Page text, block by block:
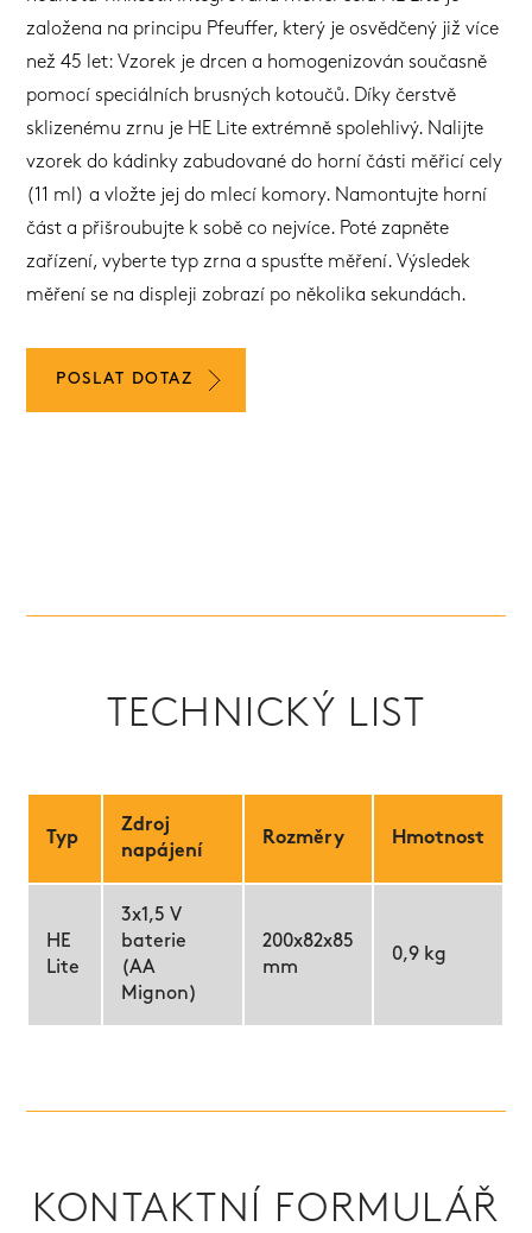
založena na principu Pfeuffer, který je osvědčený již více
než 45 let: Vzorek je drcen a homogenizován současně
pomocí speciálních brusných kotoučů. Díky čerstvě
sklizenému zrnu je HE Lite extrémně spolehlivý. Nalijte
vzorek do kádinky zabudované do horní části měřicí cely
(11 ml) a vložte jej do mlecí komory. Namontujte horní
část a přišroubujte k sobě co nejvíce. Poté zapněte
zařízení, vyberte typ zrna a spusťte měření. Výsledek
měření se na displeji zobrazí po několika sekundách.
POSLAT DOTAZ
TECHNICKÝ LIST
Typ
Zdroj
napájení
Rozměry Hmotnost
HE
Lite
3x1,5 V
baterie
(AA
Mignon)
200x82x85
mm
0,9 kg
KONTAKTNÍ FORMULÁŘ